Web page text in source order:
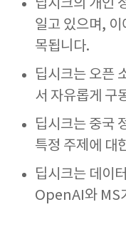
딥시크의 개인
일고 있으며,
목됩니다.
딥시크는 오픈
서 자유롭게 구
딥시크는 중국
특정 주제에 대
딥시크는 데이
OpenAI와 MS